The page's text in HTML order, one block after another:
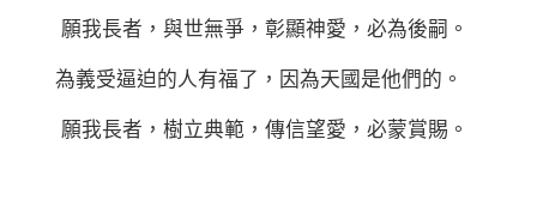
願我長者，與世無爭，彰顯神愛，必為後嗣。
為義受逼迫的人有福了，因為天國是他們的。
願我長者，樹立典範，傳信望愛，必蒙賞賜。